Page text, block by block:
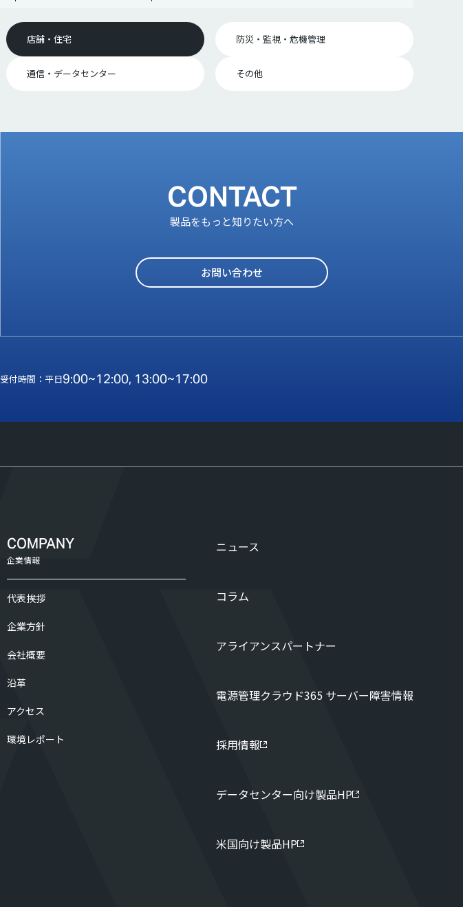
店舗・住宅 防災・監視・危機管理
通信・データセンター その他
CONTACT
製品をもっと知りたい方へ
お問い合わせ
受付時間：平日9:00~12:00, 13:00~17:00
COMPANY
企業情報
代表挨拶
企業方針
会社概要
沿革
アクセス
環境レポート
ニュース
コラム
アライアンスパートナー
電源管理クラウド365 サーバー障害情報
採用情報
データセンター向け製品HP
米国向け製品HP